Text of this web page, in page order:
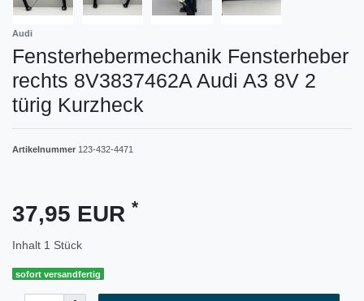
Audi
Fensterhebermechanik Fensterheber
rechts 8V3837462A Audi A3 8V 2
türig Kurzheck
Artikelnummer 123-432-4471
37,95 EUR *
Inhalt 1 Stück
sofort versandfertig